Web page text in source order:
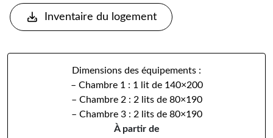
Inventaire du logement
Dimensions des équipements :
– Chambre 1 : 1 lit de 140×200
– Chambre 2 : 2 lits de 80×190
– Chambre 3 : 2 lits de 80×190
À partir de